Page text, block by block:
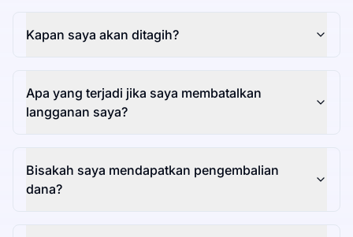
Kapan saya akan ditagih?
Apa yang terjadi jika saya membatalkan
langganan saya?
Bisakah saya mendapatkan pengembalian
dana?